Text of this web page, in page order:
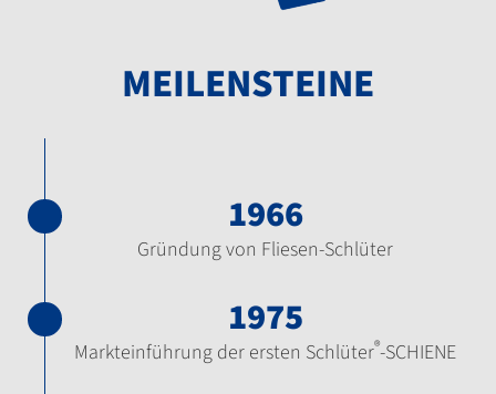
MEILENSTEINE
1966
Gründung von Fliesen-Schlüter
1975
Markteinführung der ersten Schlüter®-SCHIENE